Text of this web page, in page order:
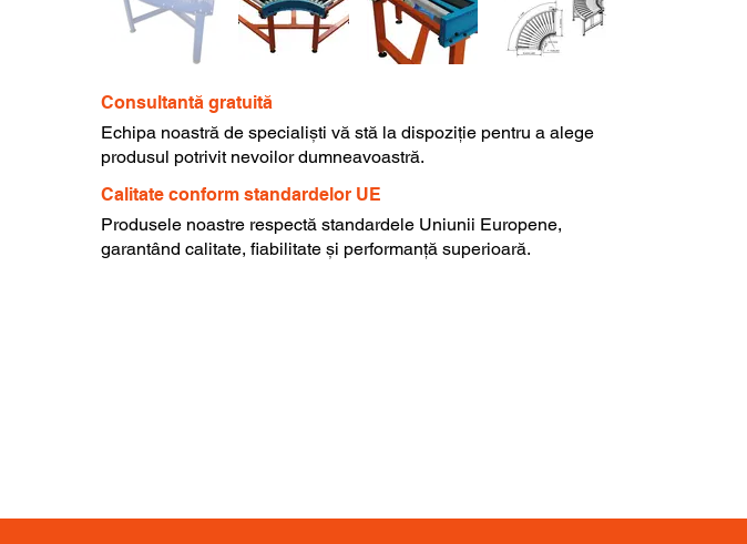
Consultantă gratuită
Echipa noastră de specialiști vă stă la dispoziție pentru a alege
produsul potrivit nevoilor dumneavoastră.
Calitate conform standardelor UE
Produsele noastre respectă standardele Uniunii Europene,
garantând calitate, fiabilitate și performanță superioară.